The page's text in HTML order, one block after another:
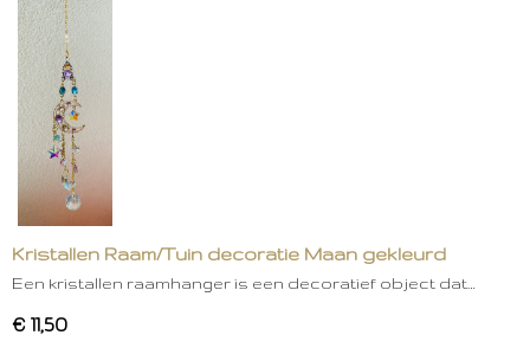
Kristallen Raam/Tuin decoratie Maan gekleurd
Een kristallen raamhanger is een decoratief object dat…
€ 11,50